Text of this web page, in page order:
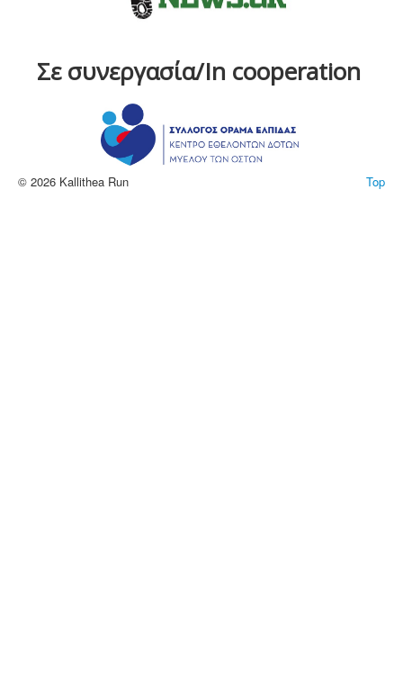
Σε συνεργασία/In cooperation
Top
© 2026 Kallithea Run